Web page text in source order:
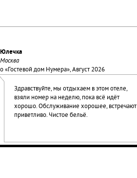
Юлечка
Москва
о «Гостевой дом Нумера», Август 2026
Здравствуйте, мы отдыхаем в этом отеле,
взяли номер на неделю, пока всё идёт
хорошо. Обслуживание хорошее, встречают
приветливо. Чистое бельё.